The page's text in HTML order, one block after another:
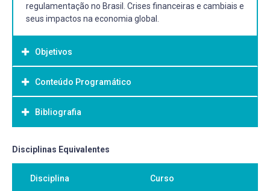
regulamentação no Brasil. Crises financeiras e cambiais e
seus impactos na economia global.
Objetivos
Objetivo Geral:
Proporcionar ao aluno uma compreensão aprofundada
dos fundamentos das finanças internacionais, com
de câmbio, políticas cambiais e instrumentos financeiros
utilizados na gestão de riscos cambiais. A disciplina busca
executar operações de câmbio no contexto corporativo e
Conteúdo Programático
Bibliografia
Bibliografia Básica:
LIMA, Luiz Murilo Strube. Ifrs: entendendo e aplicando as
normas internacionais de contabilidade. São Paulo: Atlas,
Disciplinas Equivalentes
Disciplina Curso